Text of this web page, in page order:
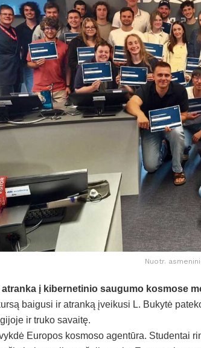
Nuotr.
atranka į kibernetinio saugumo kosmose
baigusi ir atranką įveikusi L. Bukytė
ir truko savaitę.
Europos kosmoso agentūra. Studentai